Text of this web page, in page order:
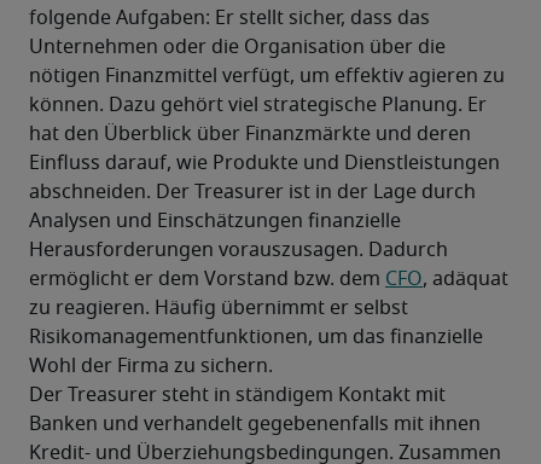
folgende Aufgaben: Er stellt sicher, dass das
Unternehmen oder die Organisation über die
nötigen Finanzmittel verfügt, um effektiv agieren zu
können. Dazu gehört viel strategische Planung. Er
hat den Überblick über Finanzmärkte und deren
Einfluss darauf, wie Produkte und Dienstleistungen
abschneiden. Der Treasurer ist in der Lage durch
Analysen und Einschätzungen finanzielle
Herausforderungen vorauszusagen. Dadurch
ermöglicht er dem Vorstand bzw. dem CFO, adäquat
zu reagieren. Häufig übernimmt er selbst
Risikomanagementfunktionen, um das finanzielle
Wohl der Firma zu sichern.
Der Treasurer steht in ständigem Kontakt mit
Banken und verhandelt gegebenenfalls mit ihnen
Kredit- und Überziehungsbedingungen. Zusammen